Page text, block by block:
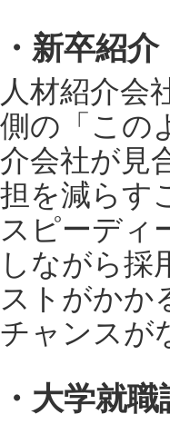
・新卒紹介
人材紹介会
側の「この
介会社が見
担を減らす
スピーディ
しながら採
ストがかか
チャンスが
・大学就職